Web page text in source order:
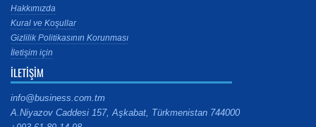
Hakkımızda
Kural ve Koşullar
Gizlilik Politikasının Korunması
İletişim için
İLETİŞİM
info@business.com.tm
A.Niyazov Caddesi 157, Aşkabat, Türkmenistan 744000